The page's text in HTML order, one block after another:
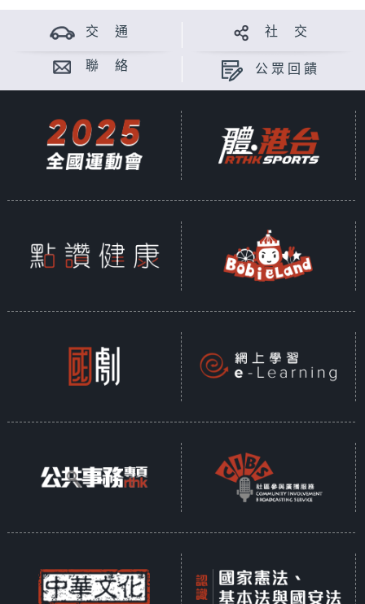
交 通 社 交
聯 絡 公眾回饋